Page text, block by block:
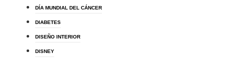
DÍA MUNDIAL DEL CÁNCER
DIABETES
DISEÑO INTERIOR
DISNEY